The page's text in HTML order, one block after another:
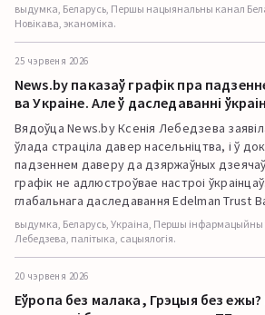
выдумка, Беларусь, Першы нацыянальны канал
Новікава, эканоміка.
25 чэрвеня 2026
News.by паказаў графік пра
ва Украіне. Але ў даследаванні
Вядоўца News.by Ксенія Лебедзева
ўлада страціла давер насельніцтва, і ў
падзеннем даверу да дзяржаўных
графік не адлюстроўвае настроі
глабальнага даследавання Edelman Trust
выдумка, Беларусь, Украіна, Першы інфармацыйны
Лебедзева, палітыка, сацыялогія.
20 чэрвеня 2026
Еўропа без малака, Грэцыя без